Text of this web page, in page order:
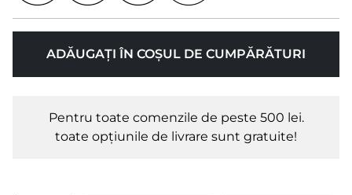
ADĂUGAȚI ÎN COȘUL DE CUMPĂRĂTURI
Pentru toate comenzile de peste 500 lei.
toate opțiunile de livrare sunt gratuite!